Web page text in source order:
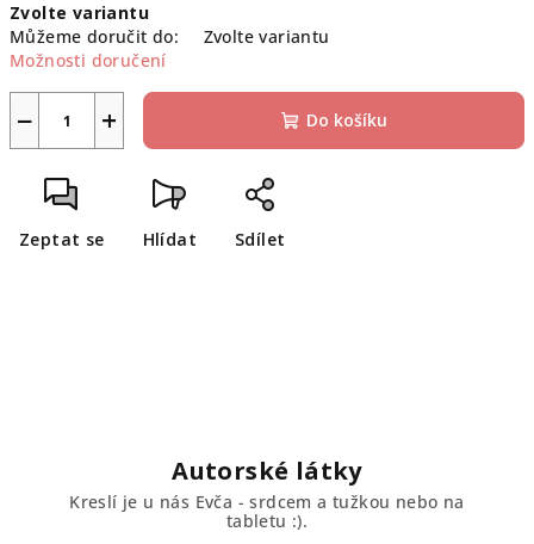
cena:
Zvolte variantu
Můžeme doručit do:
Zvolte variantu
Možnosti doručení
+
− Do košíku
Zeptat se Hlídat Sdílet
Autorské látky
Kreslí je u nás Evča - srdcem a tužkou nebo na
tabletu :).